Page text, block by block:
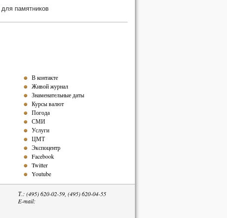
для памятников
В контакте
Живой журнал
Знаменательные даты
Курсы валют
Погода
СМИ
Услуги
ЦМТ
Экспоцентр
Facebook
Twitter
Youtube
Т.: (495) 620-02-59, (495) 620-04-55
E-mail: